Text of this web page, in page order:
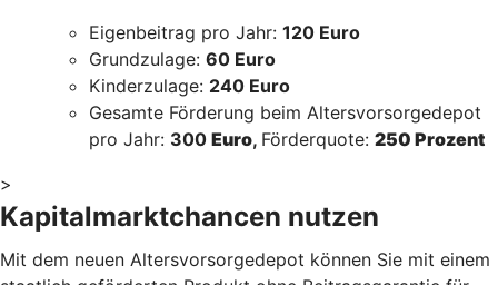
Eigenbeitrag pro Jahr: 120 Euro
Grundzulage: 60 Euro
Kinderzulage: 240 Euro
Gesamte Förderung beim Altersvorsorgedepot
pro Jahr: 300 Euro, Förderquote: 250 Prozent
>
Kapitalmarktchancen nutzen
Mit dem neuen Altersvorsorgedepot können Sie mit einem